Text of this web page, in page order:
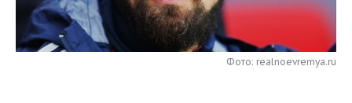
НЕФТЕХИМИЯ
НЕФТЬ
РОЗНИЧНАЯ ТОРГОВЛЯ
НОВОСТИ ТЕХНОЛОГИЙ
МЕРОПРИЯТИЯ
Фото: realnoevremya.ru